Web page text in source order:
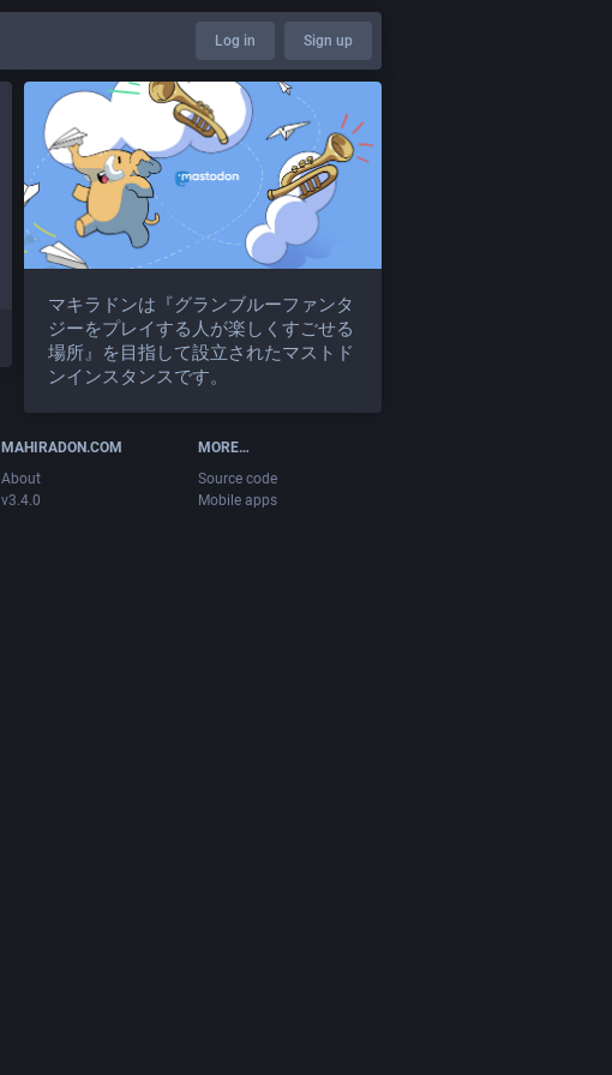
Log in Sign up
マキラドンは『グランブルーファンタ
ジーをプレイする人が楽しくすごせる
場所』を目指して設立されたマストド
ンインスタンスです。
MAHIRADON.COM
About
v3.4.0
MORE…
Source code
Mobile apps